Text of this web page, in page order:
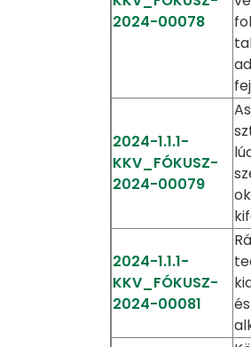
2024-00078
2024-1.1.1-
KKV_FÓKUSZ-
2024-00079
2024-1.1.1-
KKV_FÓKUSZ-
2024-00081